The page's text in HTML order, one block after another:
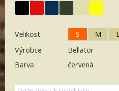
Velikost S M
Výrobce
Bellator
Barva
červená